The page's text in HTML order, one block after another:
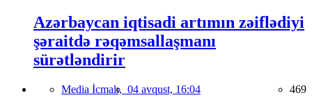
Azərbaycan iqtisadi artımın zəiflədiyi
şəraitdə rəqəmsallaşmanı
sürətləndirir
Media İcmalı, 04 avqust, 16:04 469